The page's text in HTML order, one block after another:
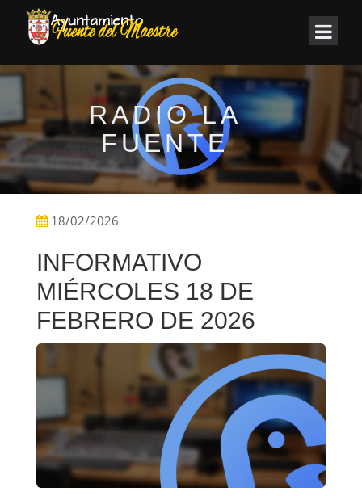
RADIO LA
FUENTE
18/02/2026
INFORMATIVO
MIÉRCOLES 18 DE
FEBRERO DE 2026